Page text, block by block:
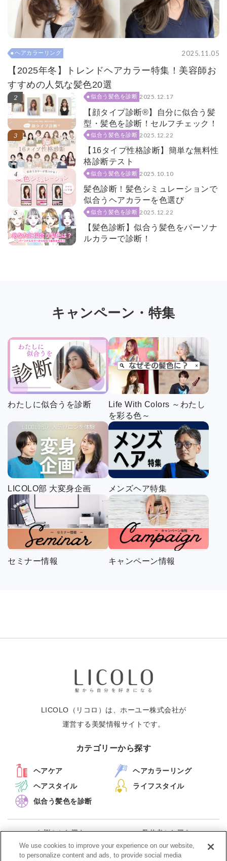
ヘアカラーリング 2025.11.05
【2025年冬】トレンドヘアカラー特集！美容師お
すすめの人気な髪色20選
似合う髪色を診断 2025.12.17
【顔タイプ診断®】自分に似合う髪
型・髪色を診断！セルフチェック！
似合う髪色を診断 2025.12.22
【16タイプ性格診断】簡単な無料性
格診断テスト
似合う髪色を診断 2025.10.10
髪色診断！髪色シミュレーションで
似合うヘアカラーを色選び
似合う髪色を診断 2025.12.22
【髪色診断】似合う髪色をパーソナ
ルカラーで診断！
キャンペーン・特集
わたしに似合うを診断
Life With Colors ～わたし
を彩る色～
LICOLO部 大変身企画 メンズヘア特集
セミナー情報 キャンペーン情報
LICOLO（リコロ）は、ホーユー株式会社が
運営する美髪情報サイトです。
カテゴリーから探す
ヘアケア
ヘアカラーリング
ヘアスタイル
ライフスタイル
似合う髪色を診断
お悩みから探す
監修者から探す
We use cookies to improve your experience on our website,
to personalize content and ads, to provide social media